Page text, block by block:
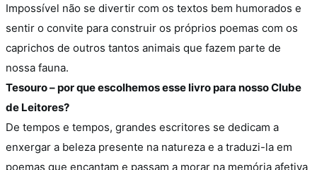
Impossível não se divertir com os textos bem humorados e
sentir o convite para construir os próprios poemas com os
caprichos de outros tantos animais que fazem parte de
nossa fauna.
Tesouro – por que escolhemos esse livro para nosso Clube
de Leitores?
De tempos e tempos, grandes escritores se dedicam a
enxergar a beleza presente na natureza e a traduzi-la em
poemas que encantam e passam a morar na memória afetiva